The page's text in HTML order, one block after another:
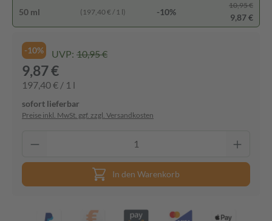
50 ml (197,40 € / 1 l) -10%
10,95 €
9,87 €
-10% UVP: 10,95 €
9,87 €
197,40 € / 1 l
sofort lieferbar
Preise inkl. MwSt. ggf. zzgl. Versandkosten
In den Warenkorb